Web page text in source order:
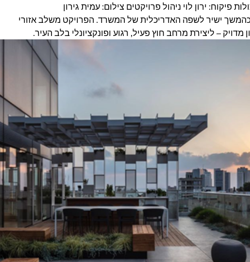
פיקוח: ירון לוי ניהול פרויקטים צילום: עמית גירון
ישיר לשפה האדריכלית של המשרד. הפרויקט משלב אזורי
– ליצירת מרחב חוץ פעיל, רגוע ופונקציונלי בלב העיר.